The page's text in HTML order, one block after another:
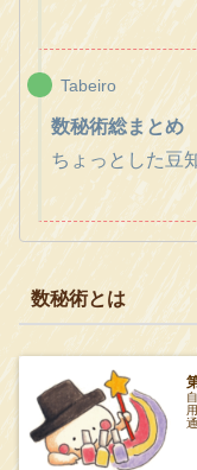
Tabeiro
数秘術総まとめ
ちょっとした豆
数秘術とは